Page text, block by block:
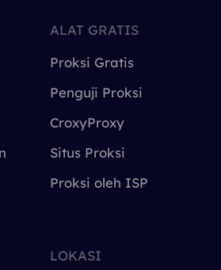
ALAT GRATIS
Proksi Gratis
Penguji Proksi
CroxyProxy
Situs Proksi
Proksi oleh ISP
LOKASI